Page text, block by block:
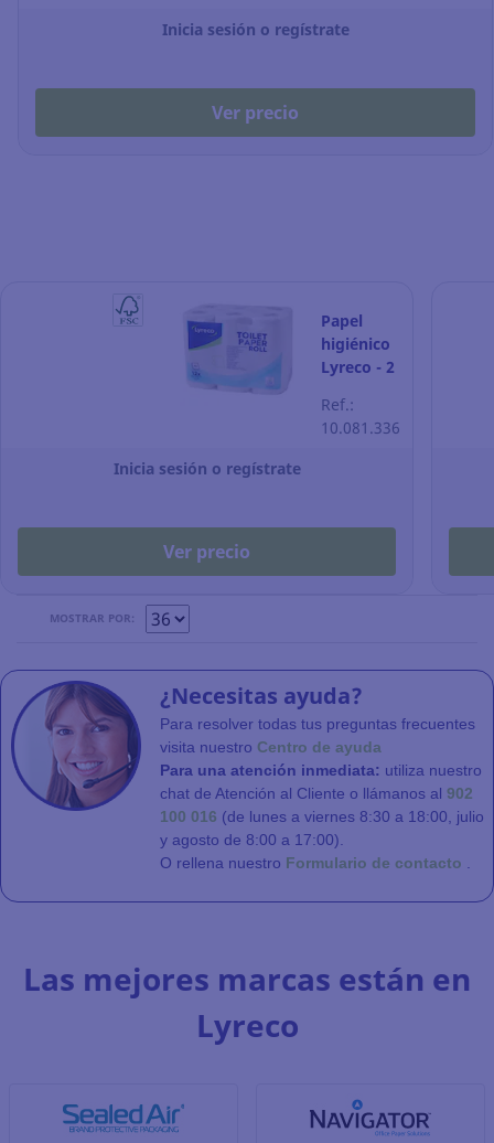
Inicia sesión o regístrate
Ver precio
Papel
higiénico
Lyreco - 2
m - Pack
de 12
Ref.:
10.081.336
Inicia sesión o regístrate
Ver precio
MOSTRAR POR:
¿Necesitas ayuda?
Para resolver todas tus preguntas frecuentes
visita nuestro Centro de ayuda
Para una atención inmediata: utiliza nuestro
chat de Atención al Cliente o llámanos al 902
100 016 (de lunes a viernes 8:30 a 18:00, julio
y agosto de 8:00 a 17:00).
O rellena nuestro Formulario de contacto
Las mejores marcas están en
Lyreco